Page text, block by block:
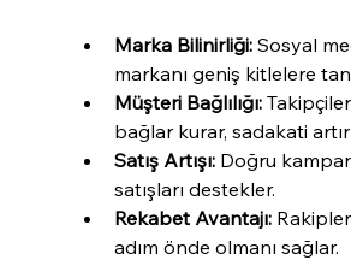
Marka Bilinirliği: Sosyal
markanı geniş kitlelere
Müşteri Bağlılığı:
bağlar kurar, sadakati
Satış Artışı: Doğru
satışları destekler.
Rekabet Avantajı:
adım önde olmanı sağlar.